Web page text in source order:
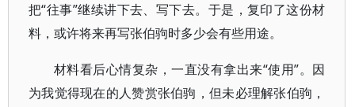
把“往事”继续讲下去、写下去。于是，复印了这份材
料，或许将来再写张伯驹时多少会有些用途。
材料看后心情复杂，一直没有拿出来“使用”。因
为我觉得现在的人赞赏张伯驹，但未必理解张伯驹，